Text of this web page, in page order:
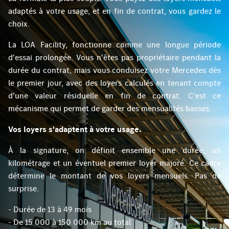
adaptés à votre usage, et en fin de contrat, vous gardez le
choix.
La LOA Facility, fonctionne comme une longue période
d'essai prolongée. Vous n'êtes pas propriétaire pendant la
durée du contrat, mais vous conduisez votre Mercedes dès
le premier jour, avec des loyers calculés en tenant compte
d'une valeur résiduelle en fin de contrat. C'est ce
mécanisme qui permet de garder des mensualités basses.
Vos loyers s'adaptent à votre usage.
À la signature, on définit ensemble une durée, un
kilométrage et un éventuel premier loyer majoré. Ce cadre
détermine le montant de vos loyers mensuels. Pas de
surprise.
- Durée de 13 à 49 mois
- De 15 000 à 150 000 km au total